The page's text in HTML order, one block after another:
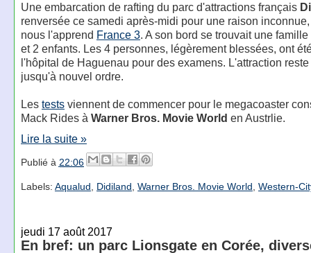
Une embarcation de rafting du parc d'attractions français
renversée ce samedi après-midi pour une raison
nous l'apprend France 3. A son bord se trouvait une
et 2 enfants. Les 4 personnes, légèrement blessées, ont
l'hôpital de Haguenau pour des examens. L'attraction
jusqu'à nouvel ordre.
Les testsviennent de commencer pour le megacoaster
Mack Rides à Warner Bros. Movie World en Austrlie.
Lire la suite »
Publié à 22:06
Labels: Aqualud Didiland Warner Bros. Movie World Western-
jeudi 17 août 2017
En bref: un parc Lionsgate en Corée,